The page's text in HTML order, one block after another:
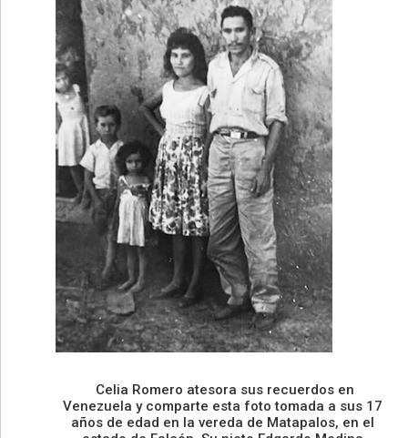
Celia Romero atesora sus recuerdos en
Venezuela y comparte esta foto tomada a sus 17
años de edad en la vereda de Matapalos, en el